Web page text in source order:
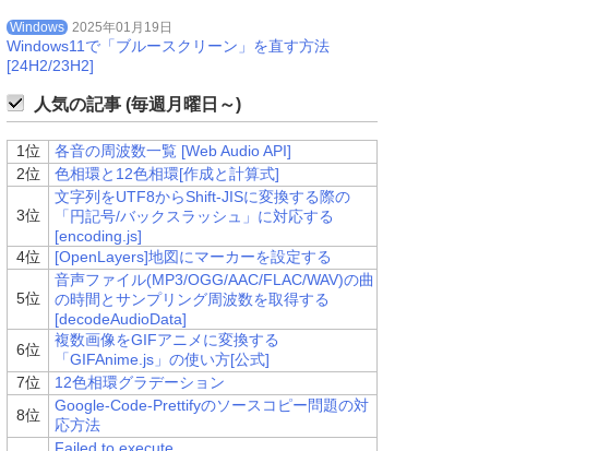
Windows 2025年01月19日
Windows11で「ブルースクリーン」を直す方法
[24H2/23H2]
人気の記事 (毎週月曜日～)
1位
各音の周波数一覧 [Web Audio API]
2位
色相環と12色相環[作成と計算式]
3位
文字列をUTF8からShift-JISに変換する際の
「円記号/バックスラッシュ」に対応する
[encoding.js]
4位
[OpenLayers]地図にマーカーを設定する
5位
音声ファイル(MP3/OGG/AAC/FLAC/WAV)の曲
の時間とサンプリング周波数を取得する
[decodeAudioData]
6位
複数画像をGIFアニメに変換する
「GIFAnime.js」の使い方[公式]
7位
12色相環グラデーション
8位
Google-Code-Prettifyのソースコピー問題の対
応方法